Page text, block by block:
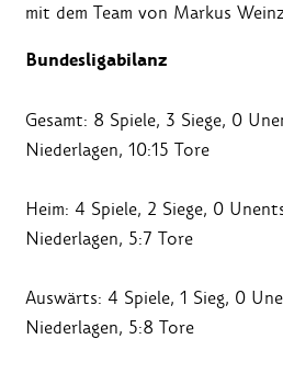
mit dem Team von Markus
Bundesligabilanz
Gesamt: 8 Spiele, 3 Siege, 0
Niederlagen, 10:15 Tore
Heim: 4 Spiele, 2 Siege, 0
Niederlagen, 5:7 Tore
Auswärts: 4 Spiele, 1 Sieg, 0
Niederlagen, 5:8 Tore